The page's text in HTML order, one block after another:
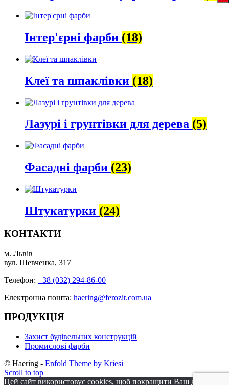
Інтер'єрні фарби (18)
Клеї та шпаклівки (18)
Лазурі і грунтівки для дерева (5)
Фасадні фарби (23)
Штукатурки (24)
КОНТАКТИ
м. Львів
вул. Шевченка, 317
Телефон: +38 (032) 294-86-00
Електронна пошта: haering@ferozit.com.ua
ПРОДУКЦІЯ
Захист будівельних конструкцій
Промислові фарби
© Haering - Enfold Theme by Kriesi
Scroll to top
Цей сайт використовує cookies, щоб покращити Ваш досвід